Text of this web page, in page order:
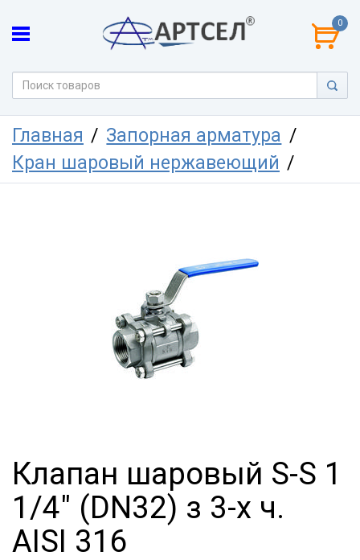
0
Главная
Запорная арматура
Кран шаровый нержавеющий
Клапан шаровый S-S 1
1/4" (DN32) з 3-х ч.
AISI 316